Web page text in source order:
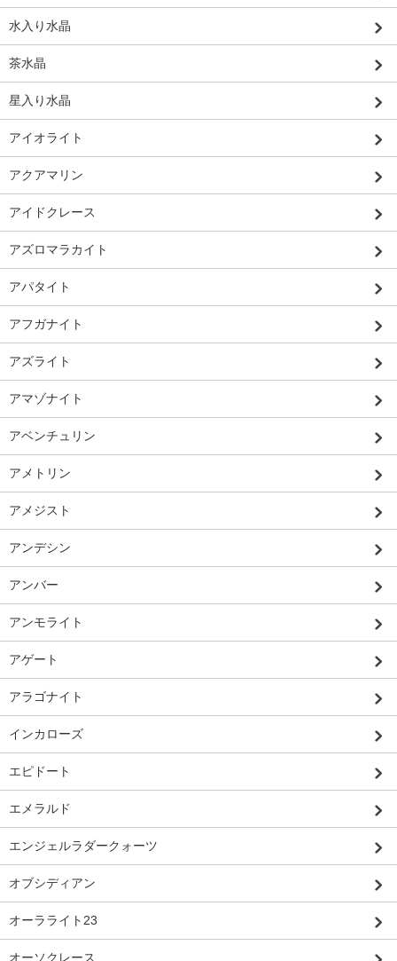
水入り水晶
茶水晶
星入り水晶
アイオライト
アクアマリン
アイドクレース
アズロマラカイト
アパタイト
アフガナイト
アズライト
アマゾナイト
アベンチュリン
アメトリン
アメジスト
アンデシン
アンバー
アンモライト
アゲート
アラゴナイト
インカローズ
エピドート
エメラルド
エンジェルラダークォーツ
オブシディアン
オーラライト23
オーソクレース